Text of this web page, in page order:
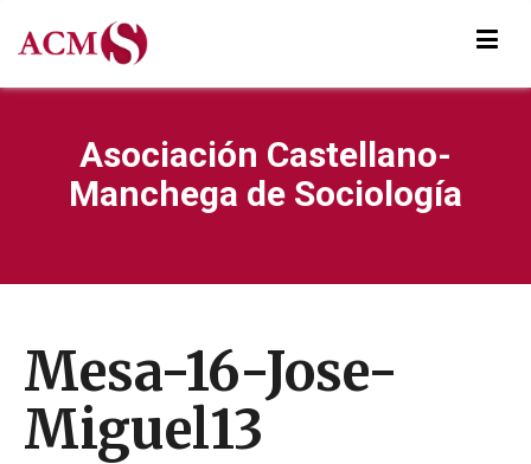
Asociación Castellano-
Manchega de Sociología
Mesa-16-Jose-
Miguel13